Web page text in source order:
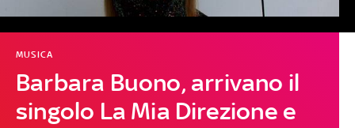
Barbara Buono, arrivano il
singolo La Mia Direzione e
MUSICA